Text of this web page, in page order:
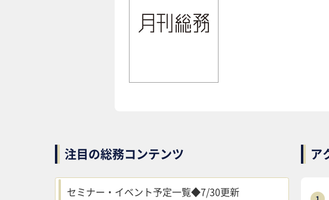
注目の総務コンテンツ
セミナー・イベント予定一覧◆7/30更新
ア